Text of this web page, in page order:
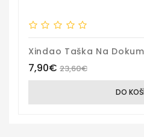
Xindao Taška Na
7,90€ 23,60€
DO